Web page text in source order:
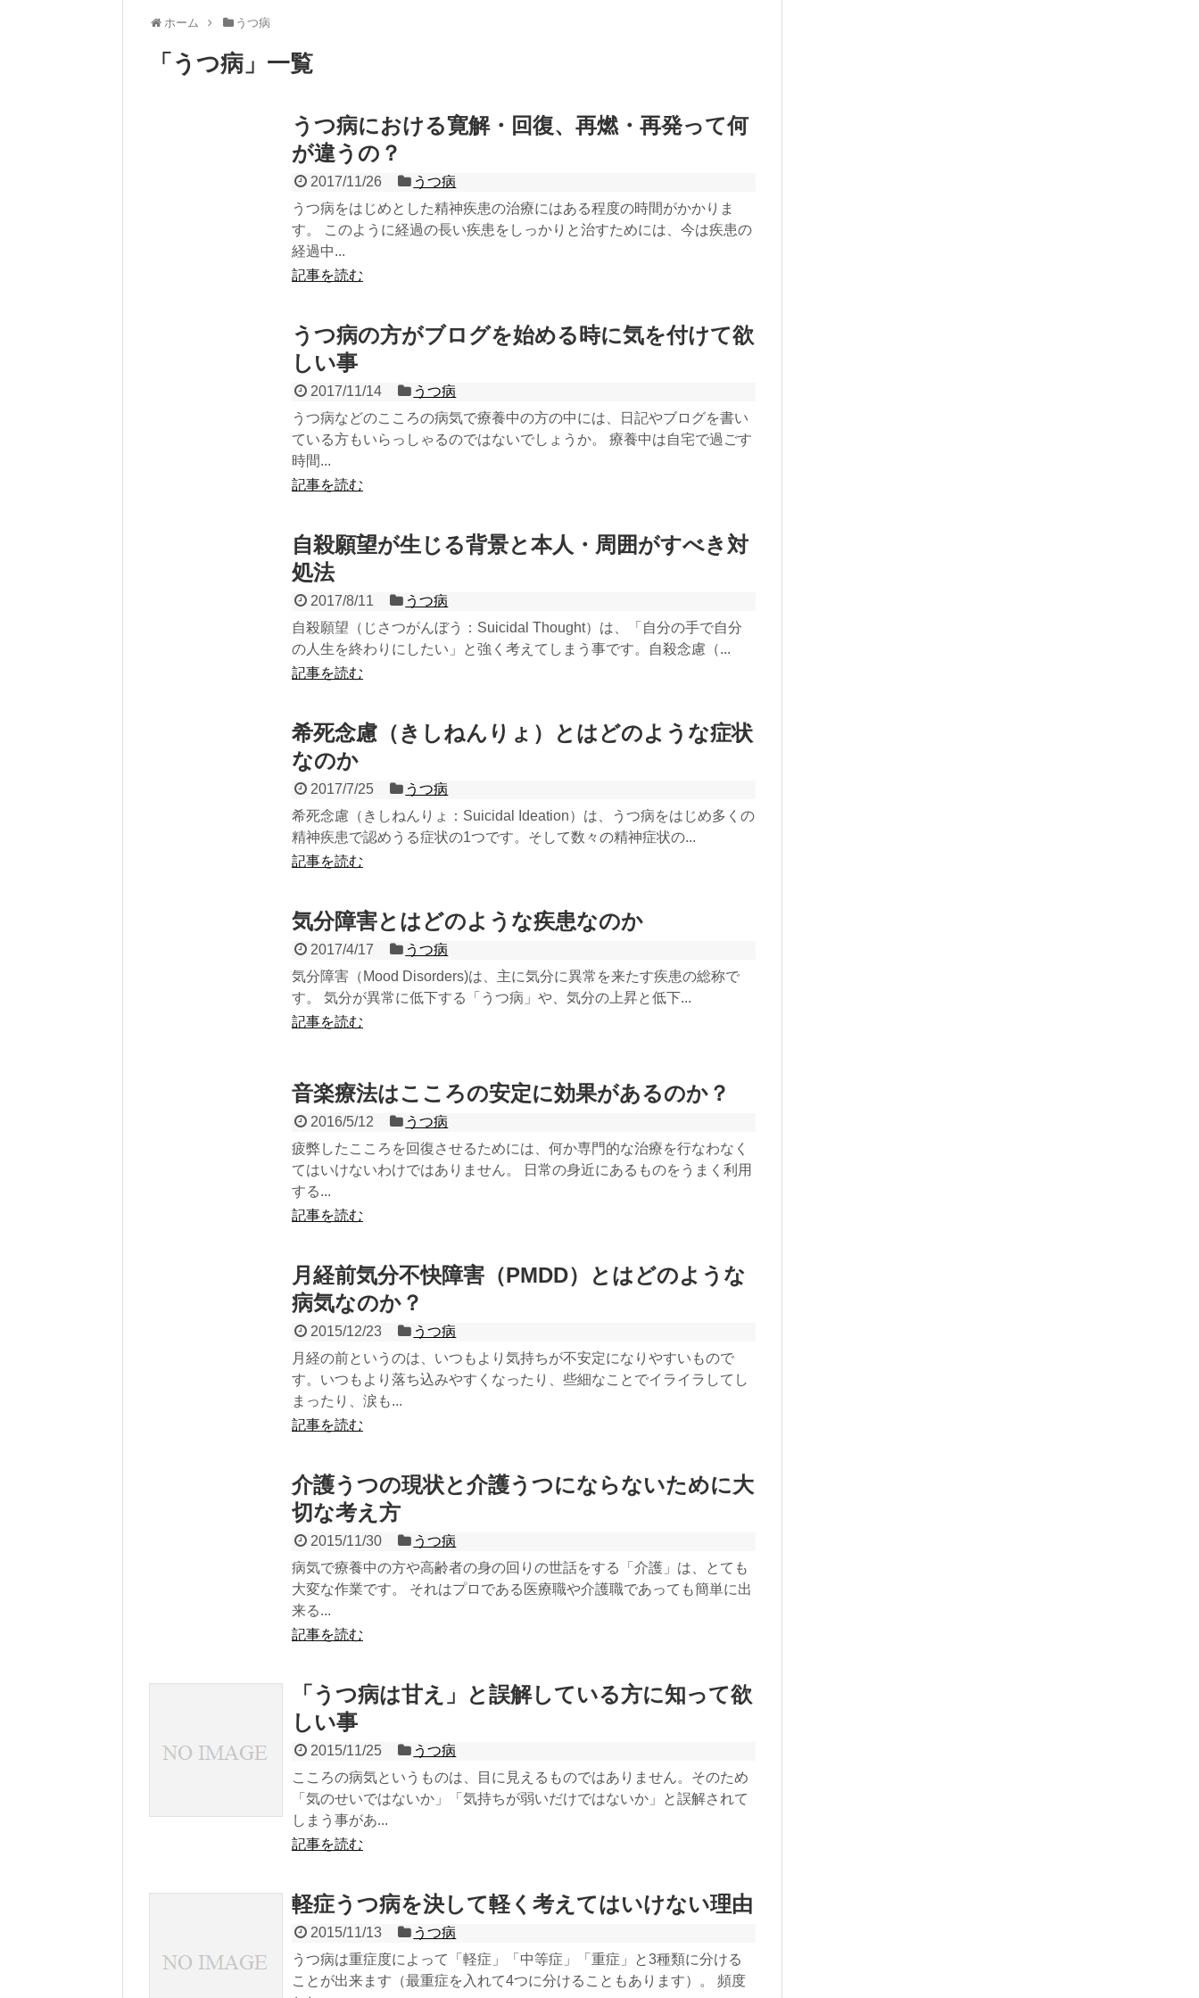
ホーム うつ病
「 うつ病 」 一覧
うつ病における寛解・回復、再燃・再発って何
が違うの？
2017/11/26
うつ病
うつ病をはじめとした精神疾患の治療にはある程度の時間がかかりま
す。 このように経過の長い疾患をしっかりと治すためには、今は疾患の
経過中...
記事を読む
うつ病の方がブログを始める時に気を付けて欲
しい事
2017/11/14
うつ病
うつ病などのこころの病気で療養中の方の中には、日記やブログを書い
ている方もいらっしゃるのではないでしょうか。 療養中は自宅で過ごす
時間...
記事を読む
自殺願望が生じる背景と本人・周囲がすべき対
処法
2017/8/11
うつ病
自殺願望（じさつがんぼう：Suicidal Thought）は、「自分の手で自分
の人生を終わりにしたい」と強く考えてしまう事です。自殺念慮（...
記事を読む
希死念慮（きしねんりょ）とはどのような症状
なのか
2017/7/25
うつ病
希死念慮（きしねんりょ：Suicidal Ideation）は、うつ病をはじめ多くの
精神疾患で認めうる症状の1つです。そして数々の精神症状の...
記事を読む
気分障害とはどのような疾患なのか
2017/4/17
うつ病
気分障害（Mood Disorders)は、主に気分に異常を来たす疾患の総称で
す。 気分が異常に低下する「うつ病」や、気分の上昇と低下...
記事を読む
音楽療法はこころの安定に効果があるのか？
2016/5/12
うつ病
疲弊したこころを回復させるためには、何か専門的な治療を行なわなく
てはいけないわけではありません。 日常の身近にあるものをうまく利用
する...
記事を読む
月経前気分不快障害（PMDD）とはどのような
病気なのか？
2015/12/23
うつ病
月経の前というのは、いつもより気持ちが不安定になりやすいもので
す。いつもより落ち込みやすくなったり、些細なことでイライラしてし
まったり、涙も...
記事を読む
介護うつの現状と介護うつにならないために大
切な考え方
2015/11/30
うつ病
病気で療養中の方や高齢者の身の回りの世話をする「介護」は、とても
大変な作業です。 それはプロである医療職や介護職であっても簡単に出
来る...
記事を読む
「うつ病は甘え」と誤解している方に知って欲
しい事
2015/11/25
うつ病
こころの病気というものは、目に見えるものではありません。そのため
「気のせいではないか」「気持ちが弱いだけではないか」と誤解されて
しまう事があ...
記事を読む
軽症うつ病を決して軽く考えてはいけない理由
2015/11/13
うつ病
うつ病は重症度によって「軽症」「中等症」「重症」と3種類に分ける
ことが出来ます（最重症を入れて4つに分けることもあります）。 頻度